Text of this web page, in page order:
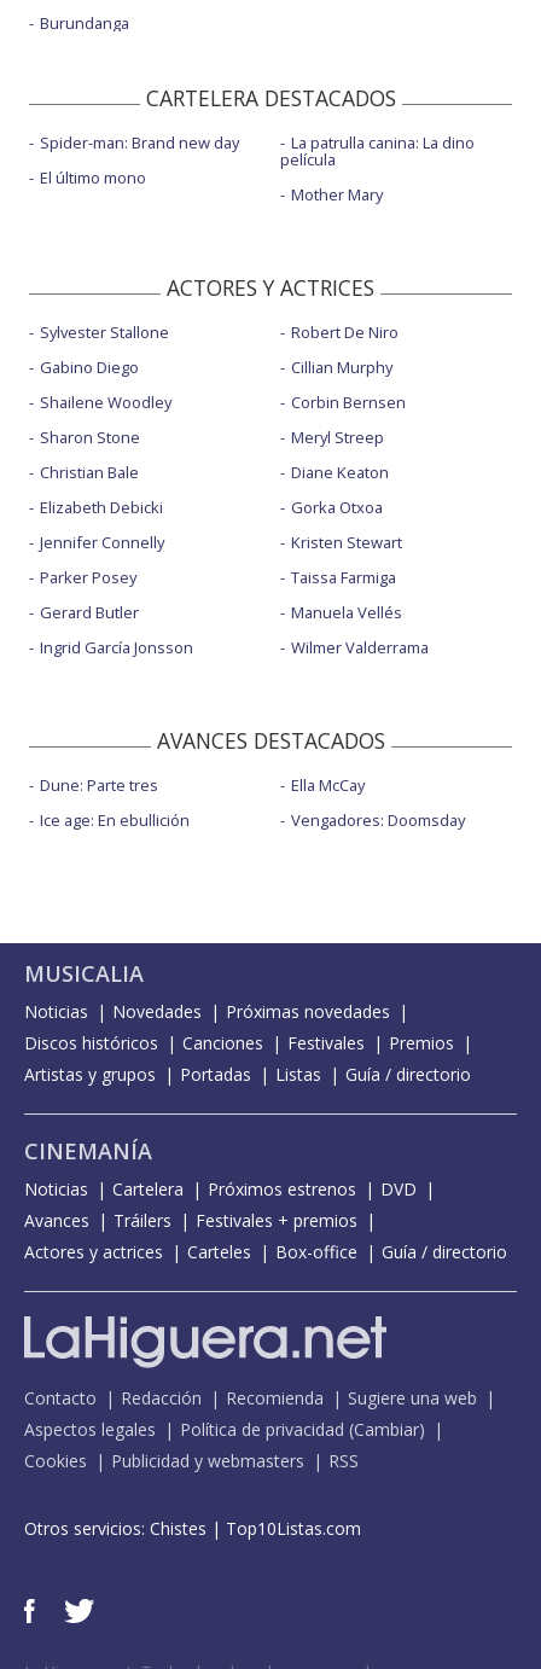
Burundanga
CARTELERA DESTACADOS
Spider-man: Brand new day
El último mono
La patrulla canina: La dino
película
Mother Mary
ACTORES Y ACTRICES
Sylvester Stallone
Gabino Diego
Shailene Woodley
Sharon Stone
Christian Bale
Elizabeth Debicki
Jennifer Connelly
Parker Posey
Gerard Butler
Ingrid García Jonsson
Robert De Niro
Cillian Murphy
Corbin Bernsen
Meryl Streep
Diane Keaton
Gorka Otxoa
Kristen Stewart
Taissa Farmiga
Manuela Vellés
Wilmer Valderrama
AVANCES DESTACADOS
Dune: Parte tres
Ice age: En ebullición
Ella McCay
Vengadores: Doomsday
MUSICALIA
Noticias Novedades
Próximas novedades
Discos históricos
Canciones Festivales
Premios
Artistas y grupos
Portadas Listas Guía / directorio
CINEMANÍA
Noticias Cartelera Próximos estrenos
DVD
Avances
Tráilers
Festivales + premios
Actores y actrices
Carteles Box-office Guía / directorio
Contacto Redacción Recomienda
Sugiere una web
Aspectos legales
Política de privacidad (Cambiar)
Cookies
Publicidad y webmasters RSS
Otros servicios: Chistes | Top10Listas.com